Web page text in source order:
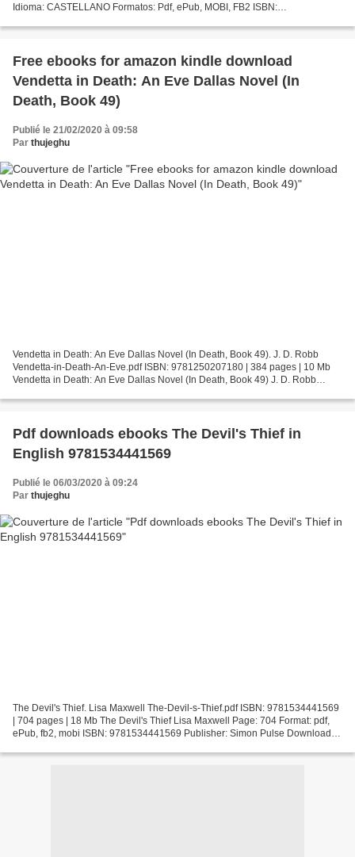
Idioma: CASTELLANO Formatos: Pdf, ePub, MOBI, FB2 ISBN:
Descargar eBook...
Free ebooks for amazon kindle download
Vendetta in Death: An Eve Dallas Novel (In
Death, Book 49)
Publié le 21/02/2020 à 09:58
Par thujeghu
Vendetta in Death: An Eve Dallas Novel (In Death, Book 49). J. D. Robb
Vendetta-in-Death-An-Eve.pdf ISBN: 9781250207180 | 384 pages | 10 Mb
Vendetta in Death: An Eve Dallas Novel (In Death, Book 49) J. D. Robb
Pdf downloads ebooks The Devil's Thief in
English 9781534441569
Publié le 06/03/2020 à 09:24
Par thujeghu
The Devil's Thief. Lisa Maxwell The-Devil-s-Thief.pdf ISBN: 9781534441569
| 704 pages | 18 Mb The Devil's Thief Lisa Maxwell Page: 704 Format: pdf,
ePub, fb2, mobi ISBN: 9781534441569 Publisher: Simon Pulse Download